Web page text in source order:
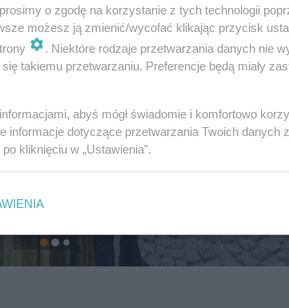
o zgodę na korzystanie z tych technologii
możesz ją zmienić/wycofać klikając przycisk
. Niektóre rodzaje przetwarzania danych nie
takiemu przetwarzaniu. Preferencje będą miały
abyś mógł świadomie i komfortowo
informacje dotyczące przetwarzania Twoich danych
kliknięciu w „Ustawienia”.